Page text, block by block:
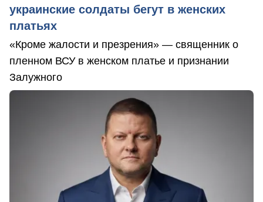
украинские солдаты бегут в женских
платьях
«Кроме жалости и презрения» — священник о
пленном ВСУ в женском платье и признании
Залужного